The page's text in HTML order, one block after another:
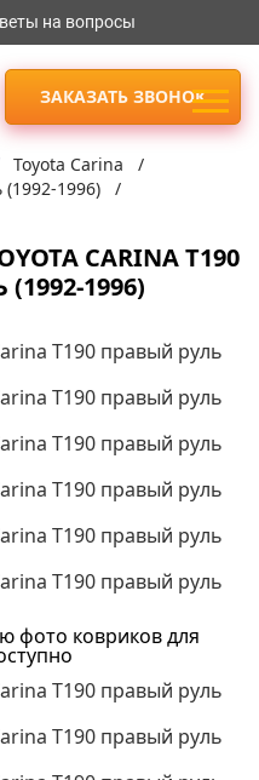
на вопросы
ЗАКАЗАТЬ ЗВОНОК
Toyota Carina /
(1992-1996) /
CARINA T190
1996)
фото ковриков для